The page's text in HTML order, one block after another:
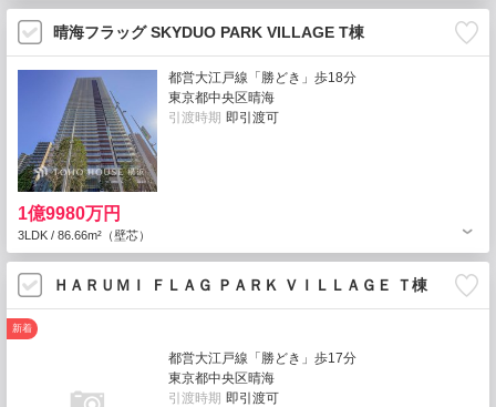
晴海フラッグ SKYDUO PARK VILLAGE T棟
都営大江戸線「勝どき」歩18分
東京都中央区晴海
引渡時期 即引渡可
1億9980万円
3LDK / 86.66m²（壁芯）
ＨＡＲＵＭＩ ＦＬＡＧ ＰＡＲＫ ＶＩＬＬＡＧＥ Ｔ棟
新着
都営大江戸線「勝どき」歩17分
東京都中央区晴海
引渡時期 即引渡可